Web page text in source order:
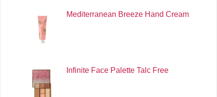
Mediterranean Breeze Hand Cream
Infinite Face Palette Talc Free